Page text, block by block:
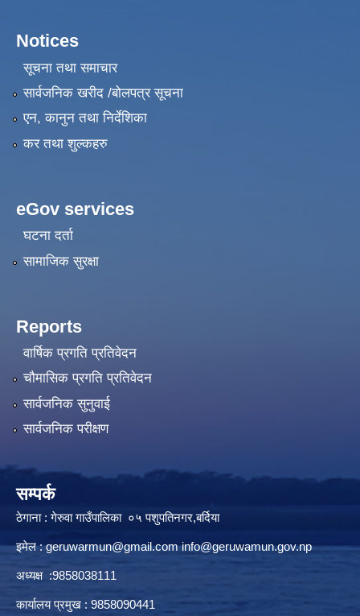
Notices
सूचना तथा समाचार
सार्वजनिक खरीद /बोलपत्र सूचना
एन, कानुन तथा निर्देशिका
कर तथा शुल्कहरु
eGov services
घटना दर्ता
सामाजिक सुरक्षा
Reports
वार्षिक प्रगति प्रतिवेदन
चौमासिक प्रगति प्रतिवेदन
सार्वजनिक सुनुवाई
सार्वजनिक परीक्षण
सम्पर्क
ठेगाना : गेरुवा गाउँपालिका ०५ पशुपतिनगर,बर्दिया
इमेल :geruwarmun@gmail.com info@geruwamun.gov.np
अध्यक्ष :9858038111
कार्यालय प्रमुख : 9858090441